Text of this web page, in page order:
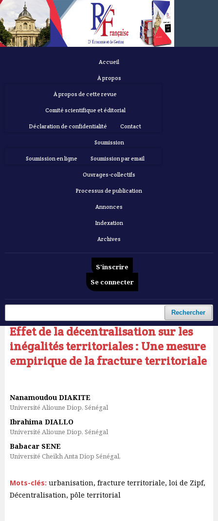
Accueil
À propos
À propos de cette revue
Comité scientifique et éditorial
Déclaration de confidentialité Contact
Soumission
Soumission en ligne Soumission par email
Ouvrages-collectifs
Processus de publication
Annonces
Indexation
Archives
S'inscrire
Se connecter
Rechercher
Vol. 7 No 1 (2026): Revue Française d'Économie et de Gestion
Articles
Effet de la décentralisation sur les
inégalités territoriales : Une mesure
empirique de la fracture territoriale
Nanamoudou DIAKITE
Université Alioune Diop, Sénégal
Ibrahima DIALLO
Université Alioune Diop, Sénégal
Babacar SENE
Université Cheikh Anta Diop Sénégal,
Mots-clés: urbanisation, fracture territoriale, loi de Zipf,
Décentralisation, pôle territorial